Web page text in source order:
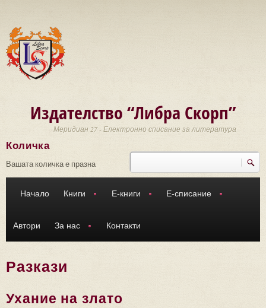
Издателство “Либра Скорп”
Меридиан 27 - Електронно списание за литература
Търси
Количка
Вашата количка е празна
Начало Книги Е-книги Е-списание
Автори За нас Контакти
Разкази
Ухание на злато